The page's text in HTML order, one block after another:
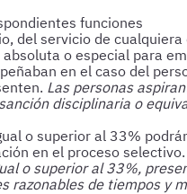
funciones
del servicio de
o especial para
en el caso del
Las personas
disciplinaria o
o superior al 33%
en el proceso selectivo.
o superior al 33%,
de tiempos y